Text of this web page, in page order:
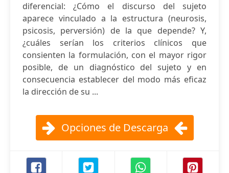
diferencial: ¿Cómo el discurso del sujeto
aparece vinculado a la estructura (neurosis,
psicosis, perversión) de la que depende? Y,
¿cuáles serían los criterios clínicos que
consienten la formulación, con el mayor rigor
posible, de un diagnóstico del sujeto y en
consecuencia establecer del modo más eficaz
la dirección de su ...
Opciones de Descarga